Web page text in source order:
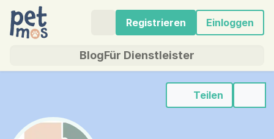
Registrieren Einloggen
BlogFür Dienstleister
Teilen